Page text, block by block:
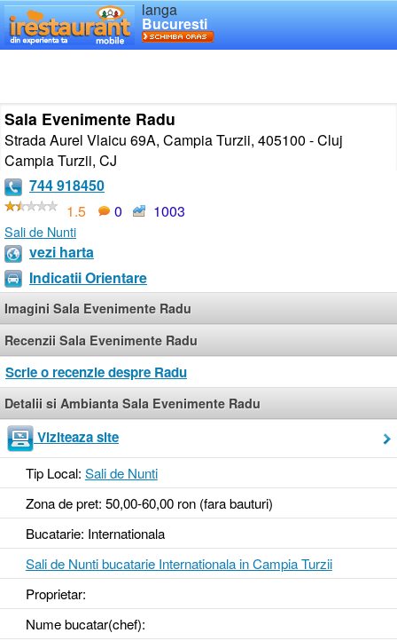
langa
Bucuresti
Sala Evenimente Radu
Strada Aurel Vlaicu 69A, Campia Turzii, 405100 - Cluj
Campia Turzii, CJ
744 918450
1.5
0 1003
Sali de Nunti
vezi harta
Indicatii Orientare
Imagini Sala Evenimente Radu
Recenzii Sala Evenimente Radu
Scrie o recenzie despre Radu
Detalii si Ambianta Sala Evenimente Radu
Viziteaza site
Tip Local: Sali de Nunti
Zona de pret: 50,00-60,00 ron (fara bauturi)
Bucatarie: Internationala
Sali de Nunti bucatarie Internationala in Campia Turzii
Proprietar:
Nume bucatar(chef):